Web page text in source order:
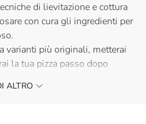
di lievitazione e cottura
con cura gli ingredienti per
varianti più originali, metterai
la tua pizza passo dopo
ALTRO